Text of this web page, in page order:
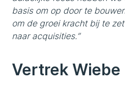
basis om op door te
om de groei kracht bij te
naar acquisities.”
Vertrek Wiebe